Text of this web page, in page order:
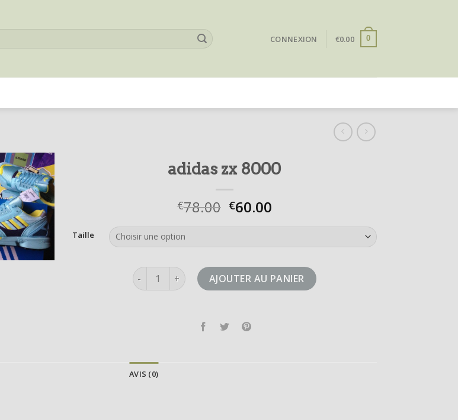
CONNEXION €0.00 0
adidas zx 8000
€78.00 €60.00
Taille
quantité de adidas zx 8000AJOUTER AU PANIER
AVIS (0)